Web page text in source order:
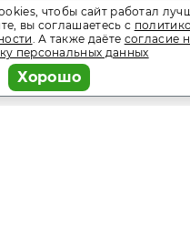
чтобы сайт работал
вы соглашаетесь с
. А также даёте согласие
персональных данных
Хорошо